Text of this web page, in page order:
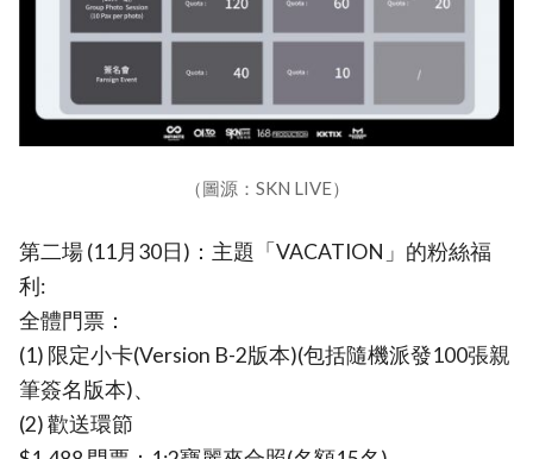
（圖源：SKN LIVE）
第二場 (11月30日)：主題「VACATION」的粉絲福
利:
全體門票：
(1) 限定小卡(Version B-2版本)(包括隨機派發100張親
筆簽名版本)、
(2) 歡送環節